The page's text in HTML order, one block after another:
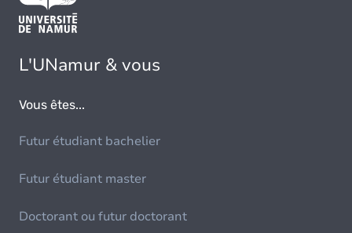
L'UNamur & vous
Vous êtes...
Futur étudiant bachelier
Futur étudiant master
Doctorant ou futur doctorant